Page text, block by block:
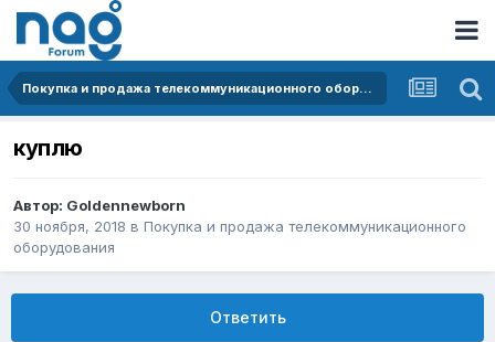
Покупка и продажа телекоммуникационного оборудования
куплю
Автор: Goldennewborn
30 ноября, 2018 в Покупка и продажа телекоммуникационного
оборудования
Ответить